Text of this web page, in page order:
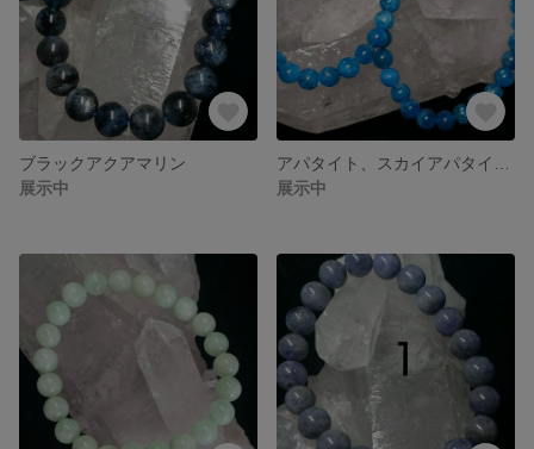
ブラックアクアマリン
展示中
展示中